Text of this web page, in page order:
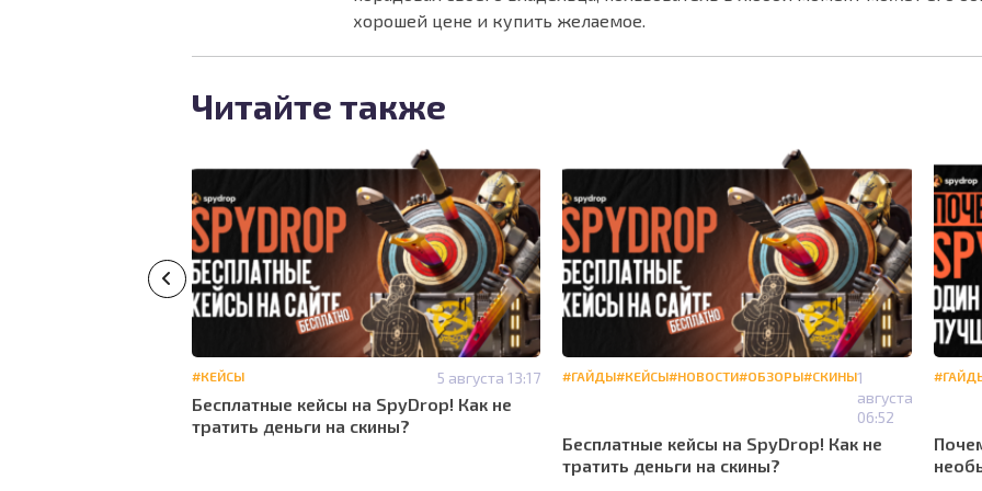
хорошей цене и купить желаемое.
Читайте также
#КЕЙСЫ 5 августа 13:17
Бесплатные кейсы на SpyDrop! Как не
тратить деньги на скины?
#ГАЙДЫ#КЕЙСЫ#НОВОСТИ#ОБЗОРЫ#СКИНЫ1
августа
06:52
Бесплатные кейсы на SpyDrop! Как не
тратить деньги на скины?